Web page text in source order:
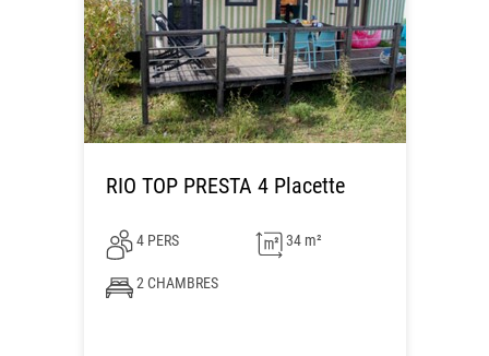
RIO TOP PRESTA 4 Placette
4 PERS 34 m²
2 CHAMBRES